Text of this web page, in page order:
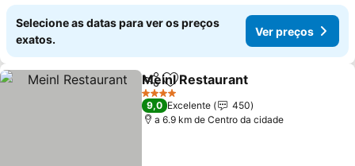
Selecione as datas para ver os preços
exatos.
Ver preços
PartilharAdicionar aos favoritos
Meinl Restaurant
4 Estrelas
9,0 Excelente
450
a 6.9 km de Centro da cidade